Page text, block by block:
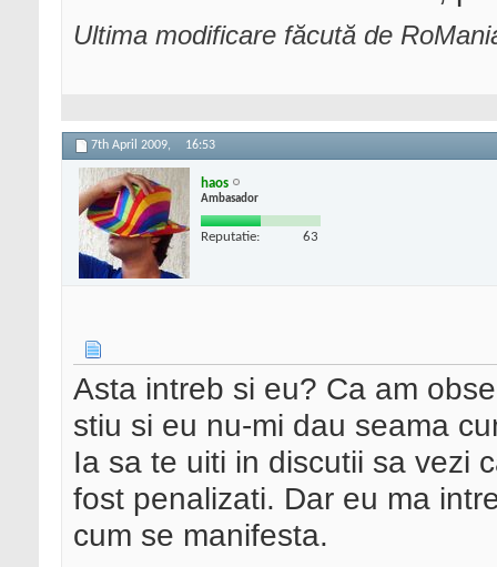
Ultima modificare făcută de
7th April 2009, 16:53
haos
Ambasador
Reputatie: 63
Asta intreb si eu? Ca am
stiu si eu nu-mi dau seama
Ia sa te uiti in discutii sa vezi
fost penalizati. Dar eu ma
cum se manifesta.